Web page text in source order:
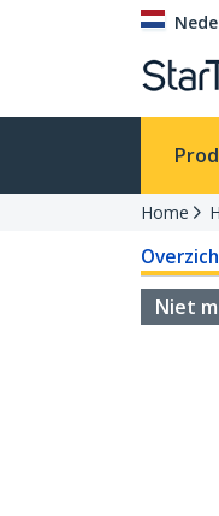
Home
Niet